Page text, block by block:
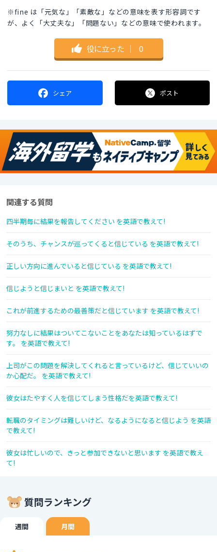
※fine は「元気な」「素敵な」などの意味を表す形容詞です
が、よく「大丈夫な」「問題ない」などの意味で使われます。
役に立った ｜ 0
シェア ポスト
関連する質問
四半期毎に結果を報告してください を英語で教えて!
そのうち、チャンスが巡ってくると信じている を英語で教えて!
正しい方向に進んでいると信じている を英語で教えて!
信じようと信じまいと を英語で教えて!
これが前進するための最善策だと信じています を英語で教えて!
努力なしに結果はついてこないことをあなたは知っているはずで
す。 を英語で教えて!
上司がこの問題を解決してくれると言っているけど、信じていいの
か心配だ。 を英語で教えて!
彼女はたやすく人を信じてしまう性格だを英語で教えて!
転職のタイミングは難しいけど、なるようになると信じよう を英語
で教えて!
彼女は忙しいので、きっと参加できないと思います を英語で教え
て!
質問ランキング
週間 月間